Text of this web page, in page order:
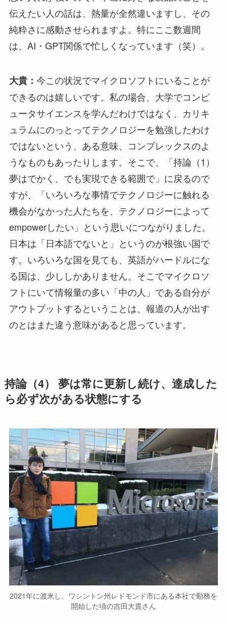
伝えたい人の話は、熱量が全然違いますし、その
純粋さに感動させられますよ。特にここ数週間
は、AI・GPT関係で忙しくなっています（笑）。
大貴： 今この状況でマイクロソフトにいることが
できるのは嬉しいです。私の場合、大学でコンピ
ュータサイエンスを学んだわけではなく、カリキ
ュラムにのっとってテクノロジーを勉強したわけ
ではないという、ある意味、コンプレックスのよ
うなものもあったりします。そこで、「持論（1）
夢はでかく、でも実現できる範囲で」に戻るので
すが、「いろいろな事情でテクノロジーに触れる
機会がなかった人たちを、テクノロジーによって
empowerしたい」という思いにつながりました。
日本は「日本語でないと」というのが根強い国で
す。いろいろな国を見ても、英語がハードルにな
る国は、少ししかありません。そこでマイクロソ
フトにいて情報量の多い「中の人」である自分が
アウトプットするということは、報道の人が出す
のとはまた違う意味があると思っています。
持論（4） 夢は常に更新し続け、達成した
ら​必ず次がある状態にする
2021年に渡米し、ワシントン州レドモンド市にある本社で勤務を
開始した頃の吉田大貴さん